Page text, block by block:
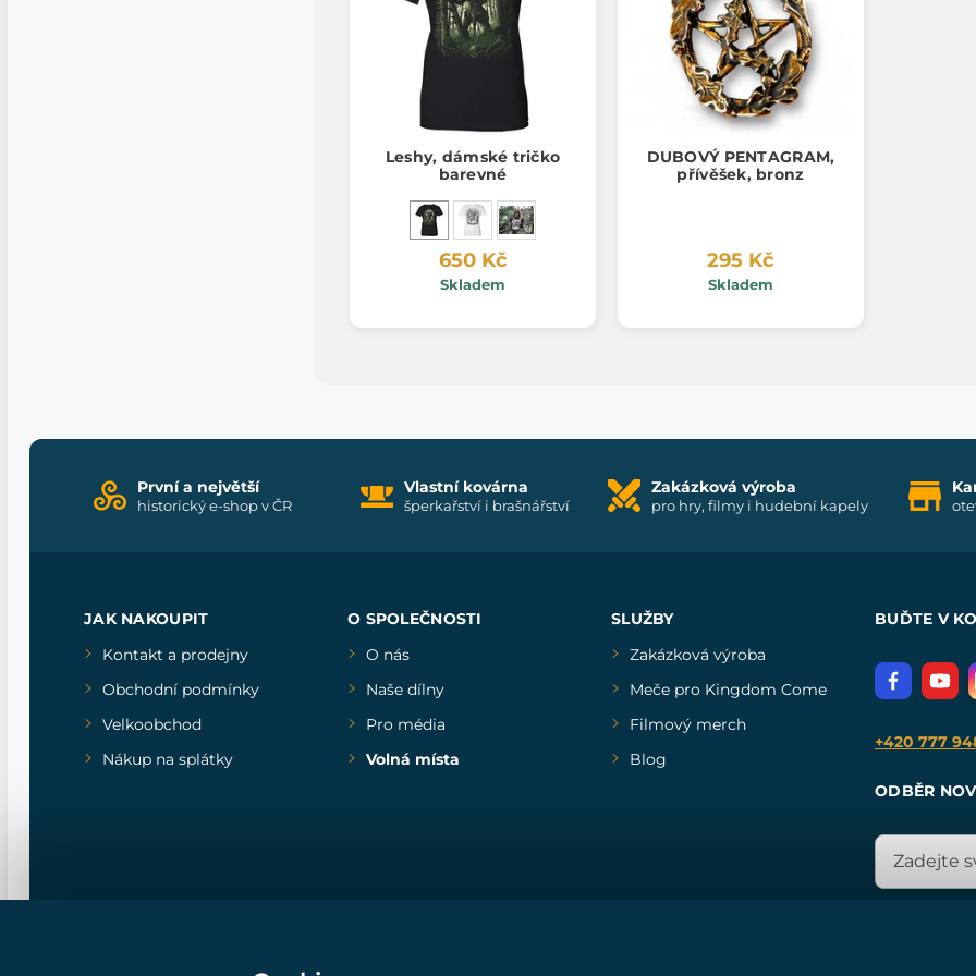
Leshy, dámské tričko
barevné
650 Kč
Skladem
DUBOVÝ PENTAGRAM,
přívěšek, bronz
295 Kč
Skladem
První a největší
historický e-shop v ČR
Vlastní kovárna
šperkařství i brašnářství
Zakázková výroba
pro hry, filmy i hudební kapely
JAK NAKOUPIT
Kontakt a prodejny
Obchodní podmínky
Velkoobchod
Nákup na splátky
O SPOLEČNOSTI
O nás
Naše dílny
Pro média
Volná místa
SLUŽBY
Zakázková výroba
Meče pro Kingdom Come
Filmový merch
Blog
BUĎTE V
+420 777
ODBĚR